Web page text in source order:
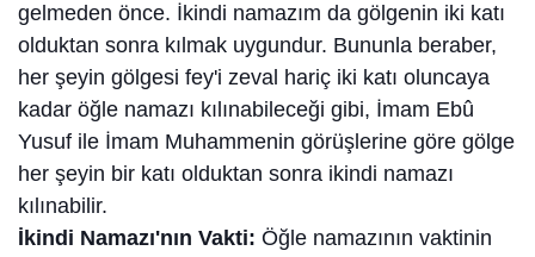
gelmeden önce. İkindi namazım da gölgenin iki katı
olduktan sonra kılmak uygundur. Bununla beraber,
her şeyin gölgesi fey'i zeval hariç iki katı oluncaya
kadar öğle namazı kılınabileceği gibi, İmam Ebû
Yusuf ile İmam Muhammenin görüşlerine göre gölge
her şeyin bir katı olduktan sonra ikindi namazı
kılınabilir.
İkindi Namazı'nın Vakti: Öğle namazının vaktinin